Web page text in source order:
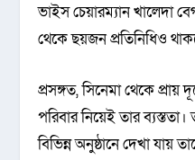
ভাইস চেয়ারম্যান খালেদা
থেকে ছয়জন প্রতিনিধিও
প্রসঙ্গত, সিনেমা থেকে প্রায়
পরিবার নিয়েই তার
বিভিন্ন অনুষ্ঠানে দেখা যায়